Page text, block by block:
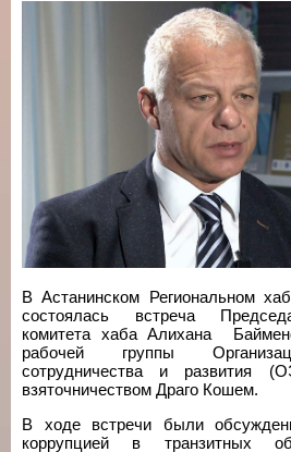
В Астанинском Региональном
состоялась встреча
комитета хаба Алихана
рабочей группы
сотрудничества и развития
взяточничеством Драго Кошем.
В ходе встречи были
коррупцией в транзитных